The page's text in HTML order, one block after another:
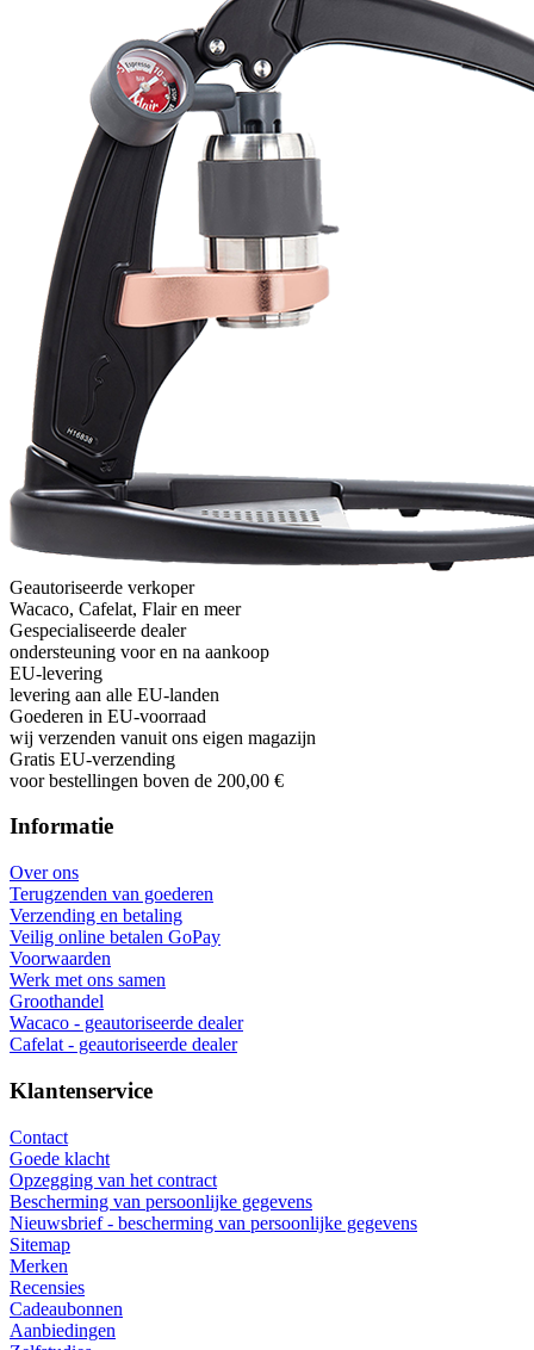
Geautoriseerde verkoper
Wacaco, Cafelat, Flair en meer
Gespecialiseerde dealer
ondersteuning voor en na aankoop
EU-levering
levering aan alle EU-landen
Goederen in EU-voorraad
wij verzenden vanuit ons eigen magazijn
Gratis EU-verzending
voor bestellingen boven de 200,00 €
Informatie
Over ons
Terugzenden van goederen
Verzending en betaling
Veilig online betalen GoPay
Voorwaarden
Werk met ons samen
Groothandel
Wacaco - geautoriseerde dealer
Cafelat - geautoriseerde dealer
Klantenservice
Contact
Goede klacht
Opzegging van het contract
Bescherming van persoonlijke gegevens
Nieuwsbrief - bescherming van persoonlijke gegevens
Sitemap
Merken
Recensies
Cadeaubonnen
Aanbiedingen